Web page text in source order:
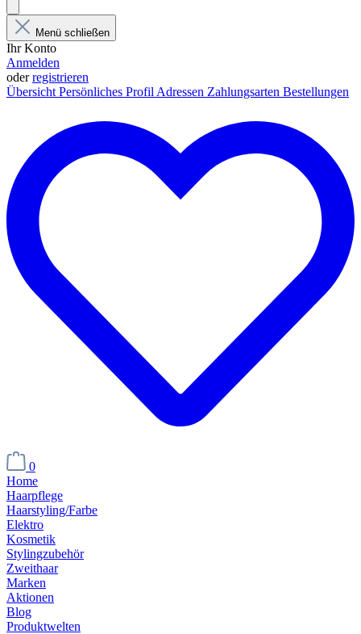
Menü schließen
Ihr Konto
Anmelden
oderregistrieren
Übersicht Persönliches Profil Adressen Zahlungsarten Bestellungen
0
Home
Haarpflege
Haarstyling/Farbe
Elektro
Kosmetik
Stylingzubehör
Zweithaar
Marken
Aktionen
Blog
Produktwelten